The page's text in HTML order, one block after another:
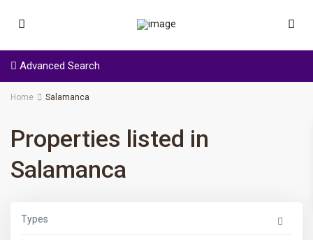
Advanced Search
Home Salamanca
Properties listed in
Salamanca
Types